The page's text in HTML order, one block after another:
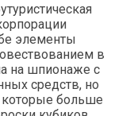
элементы
в
на шпионаже с
средств, но
которые больше